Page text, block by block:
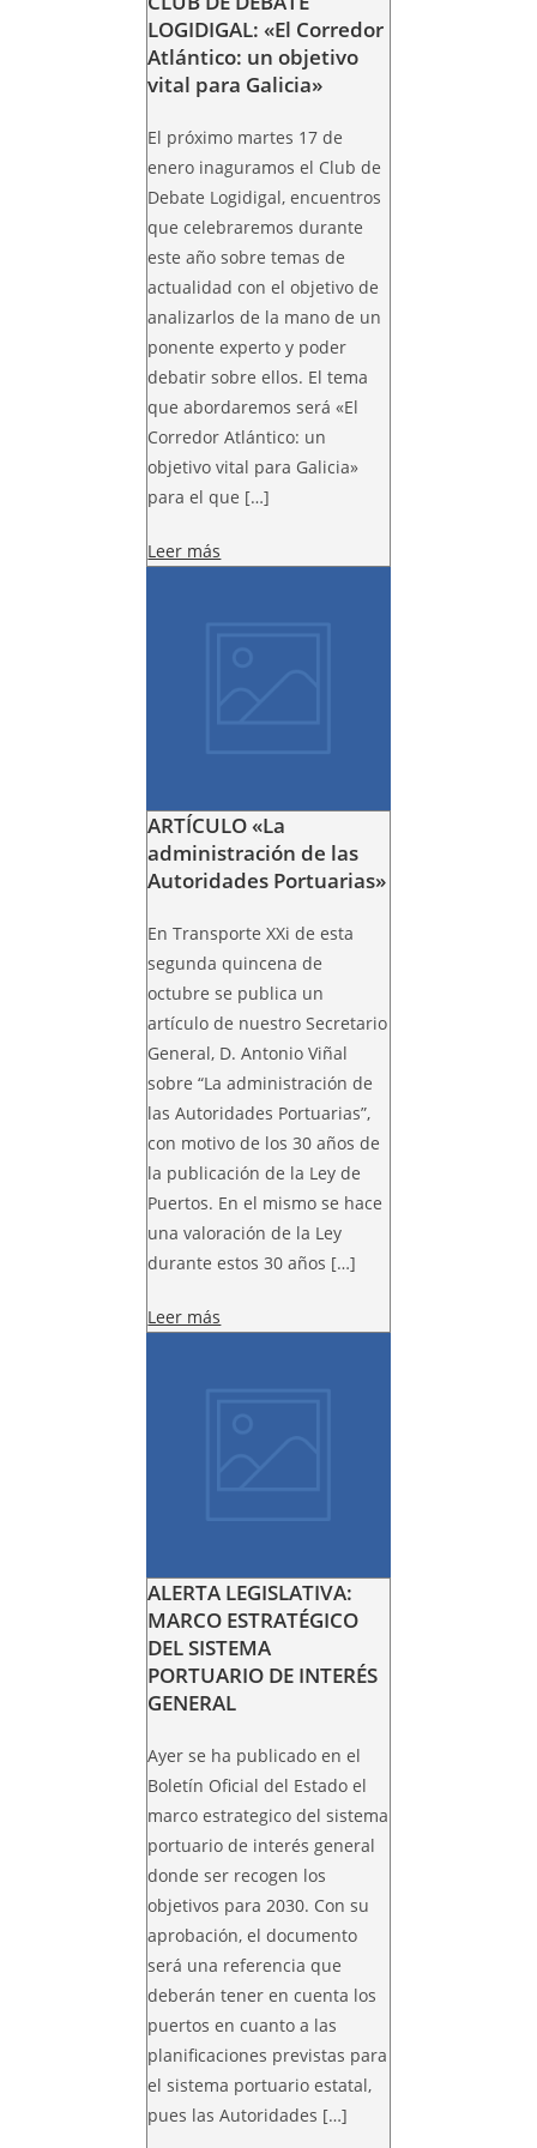
LOGIDIGAL: «El Corredor
Atlántico: un objetivo
vital para Galicia»
El próximo martes 17 de
enero inaguramos el Club de
Debate Logidigal, encuentros
que celebraremos durante
este año sobre temas de
actualidad con el objetivo de
analizarlos de la mano de un
ponente experto y poder
debatir sobre ellos. El tema
que abordaremos será «El
Corredor Atlántico: un
objetivo vital para Galicia»
para el que […]
Leer más
ARTÍCULO «La
administración de las
Autoridades Portuarias»
En Transporte XXi de esta
segunda quincena de
octubre se publica un
artículo de nuestro Secretario
General, D. Antonio Viñal
sobre “La administración de
las Autoridades Portuarias”,
con motivo de los 30 años de
la publicación de la Ley de
Puertos. En el mismo se hace
una valoración de la Ley
durante estos 30 años […]
Leer más
ALERTA LEGISLATIVA:
MARCO ESTRATÉGICO
DEL SISTEMA
PORTUARIO DE INTERÉS
GENERAL
Ayer se ha publicado en el
Boletín Oficial del Estado el
marco estrategico del sistema
portuario de interés general
donde ser recogen los
objetivos para 2030. Con su
aprobación, el documento
será una referencia que
deberán tener en cuenta los
puertos en cuanto a las
planificaciones previstas para
el sistema portuario estatal,
pues las Autoridades […]